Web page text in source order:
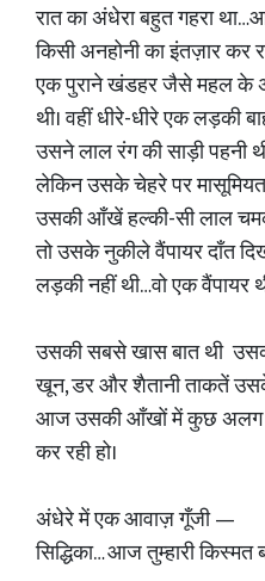
रात का अंधेरा बहुत गहरा
किसी अनहोनी का इंतज़ार कर
एक पुराने खंडहर जैसे महल के
थी। वहीं धीरे-धीरे एक लड़की
उसने लाल रंग की साड़ी पहनी
लेकिन उसके चेहरे पर
उसकी आँखें हल्की-सी लाल
तो उसके नुकीले वैंपायर दाँत
लड़की नहीं थी…वो एक वैंपायर
उसकी सबसे खास बात थी
खून, डर और शैतानी ताकतें
आज उसकी आँखों में कुछ अलग
कर रही हो।
अंधेरे में एक आवाज़ गूँजी —
सिद्धिका… आज तुम्हारी